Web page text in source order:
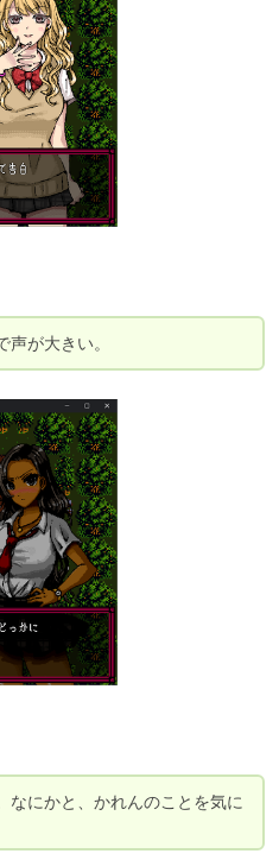
が大きい。
なにかと、かれんのことを気に